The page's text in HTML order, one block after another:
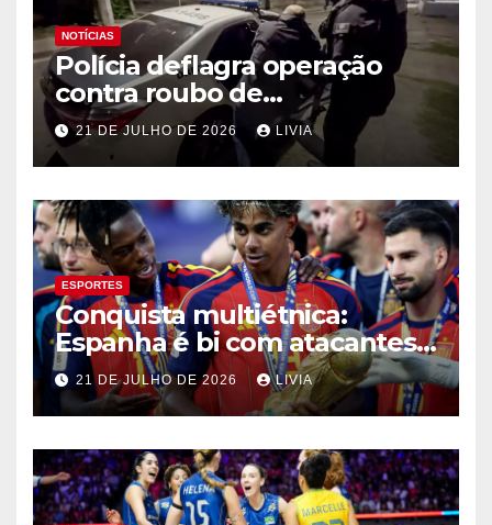
NOTÍCIAS
Polícia deflagra operação
contra roubo de
medicamentos oncológicos
21 DE JULHO DE 2026 LIVIA
ESPORTES
Conquista multiétnica:
Espanha é bi com atacantes
filhos de imigrantes
21 DE JULHO DE 2026 LIVIA